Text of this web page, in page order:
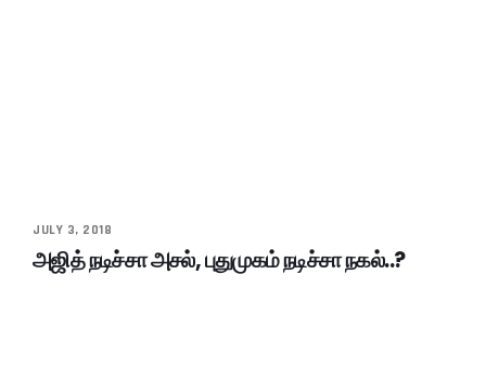
JULY 3, 2018
அஜித் நடிச்சா அசல், புதுமுகம் நடிச்சா நகல்..?